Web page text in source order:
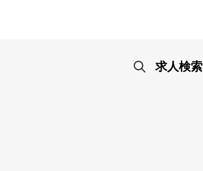
求人検索